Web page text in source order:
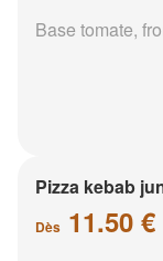
Base tomate,
Pizza kebab
Dès 11.50 €